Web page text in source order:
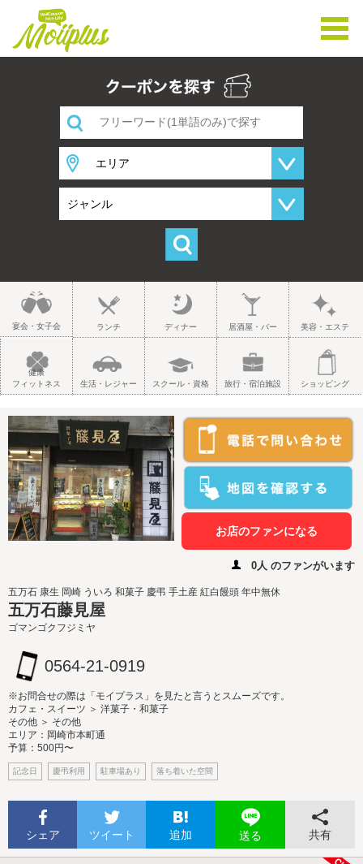
宴会・女子会 ランチ ディナー 居酒屋・バー 美容・エステ
健康
フィットネス
生活・レジャー スクール・資格 旅行・宿泊施設 ショッピング
お店のファンになる
0人 のファンがいます
五万石 康生 岡崎 ういろ 和菓子 慶弔 手土産 紅白饅頭 年中無休
五万石藤見屋
ゴマンゴクフジミヤ
0564-21-0919
※お問合せの際は「モイプラス」を見たと言うとスムーズです。
カフェ・スイーツ ＞ 洋菓子・和菓子
その他 ＞ その他
エリア：岡崎市本町通
予算：500円〜
記念日 慶弔利用 駐車場あり 落ち着いた空間
シェア ツイート 追加 送る 共有